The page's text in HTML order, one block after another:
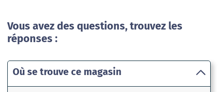
Vous avez des questions, trouvez les
réponses :
Où se trouve ce magasin